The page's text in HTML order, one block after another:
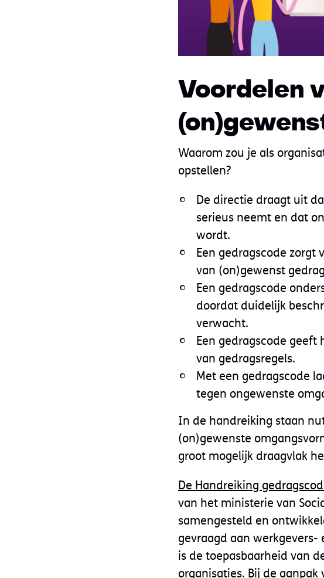
Voordelen
Waarom zou je als
opstellen?
De directie draagt uit
serieus neemt en dat
wordt.
Een gedragscode
van (on)gewenst
Een gedragscode
doordat duidelijk
verwacht.
Een gedragscode geeft
van gedragsregels.
Met een gedragscode
tegen ongewenste
In de handreiking staan
(on)gewenste
groot mogelijk draagvlak
De Handreiking
van het ministerie van
samengesteld en
gevraagd aan werkgevers-
is de toepasbaarheid van
organisaties. Bij de